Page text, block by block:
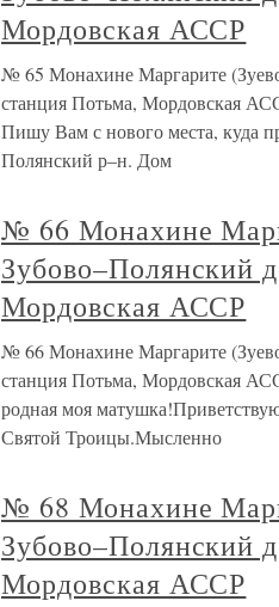
Мордовская АССР
№ 65 Монахине Маргарите
станция Потьма, Мордовская
Пишу Вам с нового места, куда
Полянский р–н. Дом
№ 66 Монахине
Зубово–Полянский
Мордовская АССР
№ 66 Монахине Маргарите
станция Потьма, Мордовская
родная моя
Святой Троицы.Мысленно
№ 68 Монахине
Зубово–Полянский
Мордовская АССР